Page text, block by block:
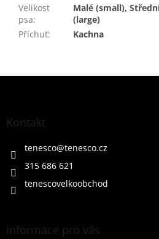
Velikost
psa:
Malé (small),
(large)
Příchuť: Kachna
Z
Kontakt
tenesco@tenesco.cz
315 686 621
tenescovelkoobchod
Informace pro vás